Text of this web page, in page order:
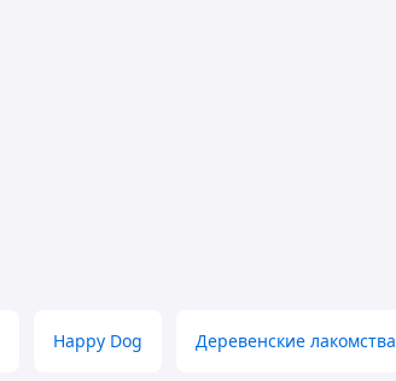
Happy Dog Деревенские лакомства